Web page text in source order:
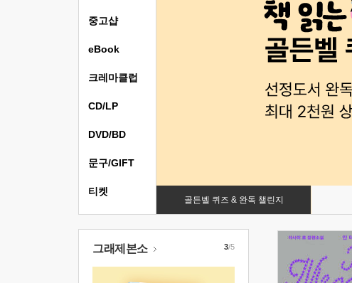
골든벨 퀴즈 & 완독 챌린지
중고샵
eBook
크레마클럽
CD/LP
DVD/BD
문구/GIFT
티켓
그래제본소 3/5